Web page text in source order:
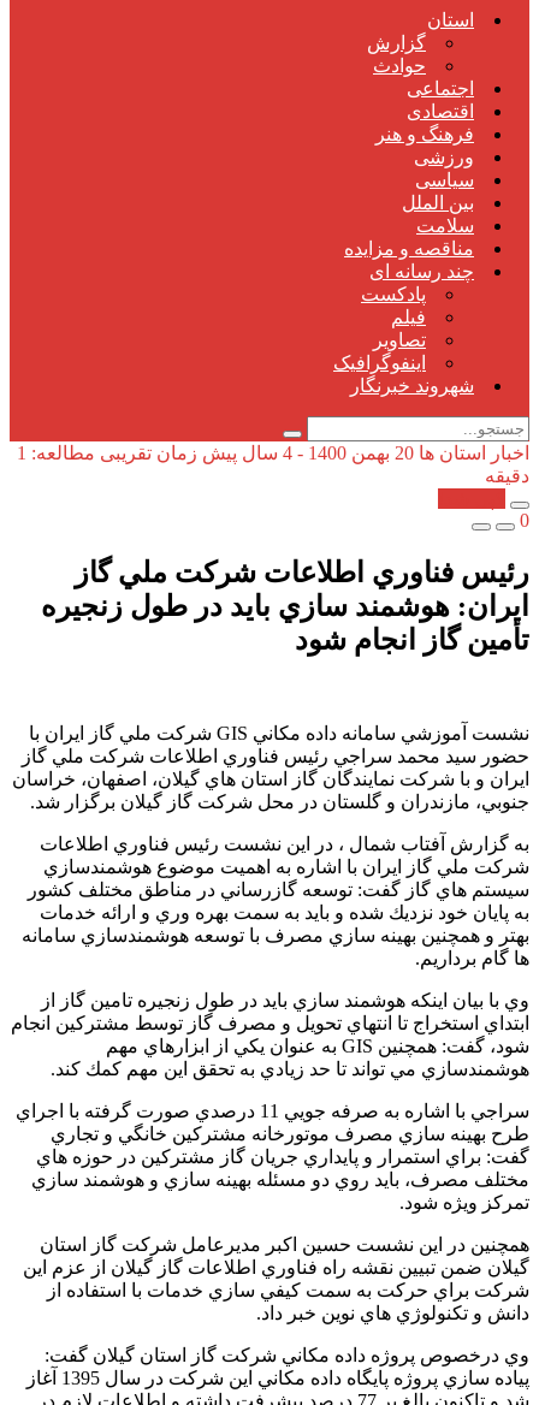
استان
گزارش
حوادث
اجتماعی
اقتصادی
فرهنگ و هنر
ورزشی
سیاسی
بین الملل
سلامت
مناقصه و مزایده
چند رسانه ای
پادکست
فیلم
تصاویر
اینفوگرافیک
شهروند خبرنگار
اخبار استان ها 20 بهمن 1400 - 4 سال پیش
زمان تقریبی مطالعه: 1
دقیقه
0
رئيس فناوري اطلاعات شركت ملي گاز
ايران: هوشمند سازي بايد در طول زنجيره
تأمين گاز انجام شود
نشست آموزشي سامانه داده مكاني GIS شركت ملي گاز ايران با
حضور سيد محمد سراجي رئيس فناوري اطلاعات شركت ملي گاز
ايران و با شركت نمايندگان گاز استان هاي گيلان، اصفهان، خراسان
جنوبي، مازندران و گلستان در محل شركت گاز گيلان برگزار شد.
به گزارش آفتاب شمال ، در اين نشست رئيس فناوري اطلاعات
شركت ملي گاز ايران با اشاره به اهميت موضوع هوشمندسازي
سيستم هاي گاز گفت: توسعه گازرساني در مناطق مختلف كشور
به پايان خود نزديك شده و بايد به سمت بهره وري و ارائه خدمات
بهتر و همچنين بهينه سازي مصرف با توسعه هوشمندسازي سامانه
ها گام برداريم.
وي با بيان اينكه هوشمند سازي بايد در طول زنجيره تامين گاز از
ابتداي استخراج تا انتهاي تحويل و مصرف گاز توسط مشتركين انجام
شود، گفت: همچنین GIS به عنوان يكي از ابزارهاي مهم
هوشمندسازي مي تواند تا حد زيادي به تحقق اين مهم كمك كند.
سراجي با اشاره به صرفه جويي 11 درصدي صورت گرفته با اجراي
طرح بهينه سازي مصرف موتورخانه مشتركين خانگي و تجاري
گفت: براي استمرار و پايداري جريان گاز مشتركين در حوزه هاي
مختلف مصرف، بايد روي دو مسئله بهينه سازي و هوشمند سازي
تمركز ويژه شود.
همچنين در اين نشست حسين اكبر مديرعامل شركت گاز استان
گيلان ضمن تبيين نقشه راه فناوري اطلاعات گاز گيلان از عزم اين
شركت براي حركت به سمت كيفي سازي خدمات با استفاده از
دانش و تكنولوژي هاي نوين خبر داد.
وي درخصوص پروژه داده مكاني شركت گاز استان گيلان گفت:
پياده سازي پروژه پايگاه داده مكاني اين شركت در سال 1395 آغاز
شد و تاكنون بالغ بر 77 درصد پيشرفت داشته و اطلاعات لازم در